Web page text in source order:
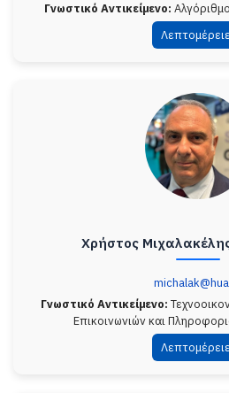
Γνωστικό Αντικείμενο:
Χρήστος
Γνωστικό Αντικείμενο:
Επικοινωνιών και